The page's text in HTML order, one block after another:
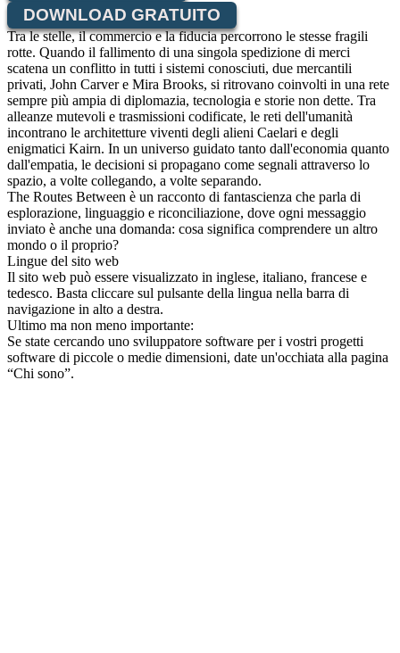
DOWNLOAD GRATUITO
Tra le stelle, il commercio e la fiducia percorrono le stesse fragili
rotte. Quando il fallimento di una singola spedizione di merci
scatena un conflitto in tutti i sistemi conosciuti, due mercantili
privati, John Carver e Mira Brooks, si ritrovano coinvolti in una rete
sempre più ampia di diplomazia, tecnologia e storie non dette. Tra
alleanze mutevoli e trasmissioni codificate, le reti dell'umanità
incontrano le architetture viventi degli alieni Caelari e degli
enigmatici Kairn. In un universo guidato tanto dall'economia quanto
dall'empatia, le decisioni si propagano come segnali attraverso lo
spazio, a volte collegando, a volte separando.
The Routes Between è un racconto di fantascienza che parla di
esplorazione, linguaggio e riconciliazione, dove ogni messaggio
inviato è anche una domanda: cosa significa comprendere un altro
mondo o il proprio?
Lingue del sito web
Il sito web può essere visualizzato in inglese, italiano, francese e
tedesco. Basta cliccare sul pulsante della lingua nella barra di
navigazione in alto a destra.
Ultimo ma non meno importante:
Se state cercando uno sviluppatore software per i vostri progetti
software di piccole o medie dimensioni, date un'occhiata alla pagina
“Chi sono”.